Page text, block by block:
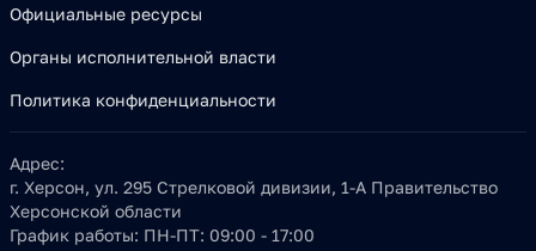
Официальные ресурсы
Органы исполнительной власти
Политика конфиденциальности
Адрес:
г. Херсон, ул. 295 Стрелковой дивизии, 1-А Правительство
Херсонской области
График работы: ПН-ПТ: 09:00 - 17:00